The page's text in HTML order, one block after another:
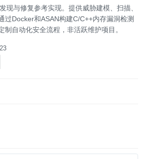
现与修复参考实现。提供威胁建模、扫描、
过Docker和ASAN构建C/C++内存漏洞检测
制自动化安全流程，非活跃维护项目。
23